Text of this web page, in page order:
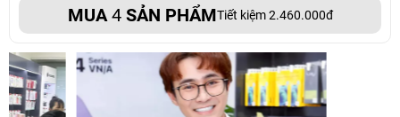
MUA 4SẢN PHẨMTiết kiệm 2.460.000đ